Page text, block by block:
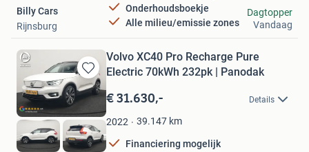
Onderhoudsboekje
Alle milieu/emissie zones
Billy Cars
Rijnsburg
Dagtopper
Vandaag
Bewaren
in
Mijn
Favorieten
Volvo XC40 Pro Recharge Pure
Electric 70kWh 232pk | Panodak
€ 31.630,- Details
2022 39.147 km
Financiering mogelijk